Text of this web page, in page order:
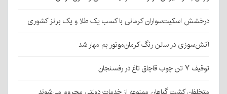
درخشش اسکیت‌سواران کرمانی با کسب یک طلا و یک برنز کشوری
آتش‌سوزی در سالن رنگ کرمان‌موتور بم مهار شد
توقیف ۷ تن چوب قاچاق تاغ در رفسنجان